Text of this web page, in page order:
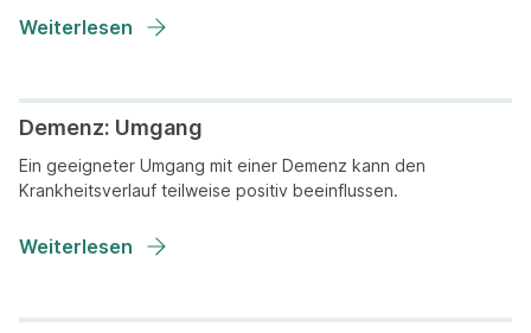
Weiterlesen
Demenz: Umgang
Ein geeigneter Umgang mit einer Demenz kann den
Krankheitsverlauf teilweise positiv beeinflussen.
Weiterlesen